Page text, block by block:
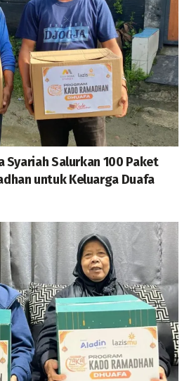
Syariah Salurkan 100 Paket
untuk Keluarga Duafa